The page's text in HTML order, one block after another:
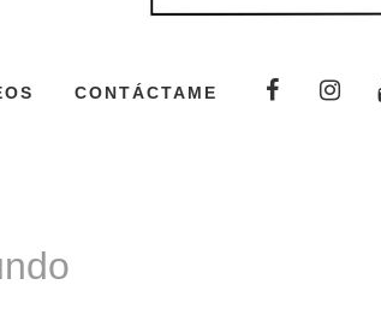
CONTÁCTAME